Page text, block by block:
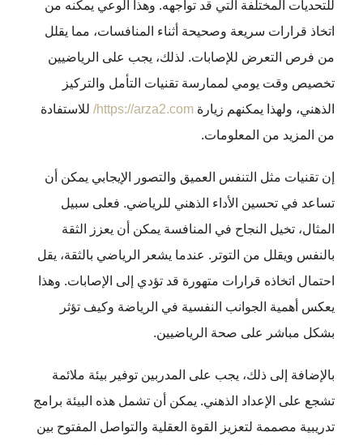
للتحديات المختلفة التي قد تواجهه. وهذا الوعي يمكنه من
اتخاذ قرارات سريعة وصحيحة أثناء المنافسات، مما يقلل
من فرص التعرض للإصابات. لذلك، يجب على الرياضيين
تخصيص وقت يومي لممارسة تقنيات التأمل والتركيز
الذهني، ولهذا يمكنهم زيارة https://arza2.com/ للاستفادة
من المزيد من المعلومات.
إن تقنيات مثل التنفس العميق والتصور الإيجابي يمكن أن
تساعد في تحسين الأداء الذهني للرياضي. فعلى سبيل
المثال، تخيل النجاح في المنافسة يمكن أن يعزز الثقة
بالنفس ويقلل من التوتر. عندما يشعر الرياضي بالثقة، يقل
احتمال اتخاذه قرارات متهورة قد تؤدي إلى الإصابات. وهذا
يعكس أهمية الجوانب النفسية في الرياضة وكيف تؤثر
بشكل مباشر على صحة الرياضيين.
بالإضافة إلى ذلك، يجب على المدربين توفير بيئة ملائمة
تشجع على الإعداد الذهني. يمكن أن تشمل هذه البيئة برامج
تدريبية مصممة لتعزيز القوة العقلية والتواصل المفتوح بين